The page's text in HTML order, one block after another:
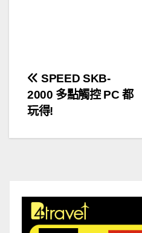
文
章
導
SPEED SKB-
2000 多點觸控 PC 都
玩得!